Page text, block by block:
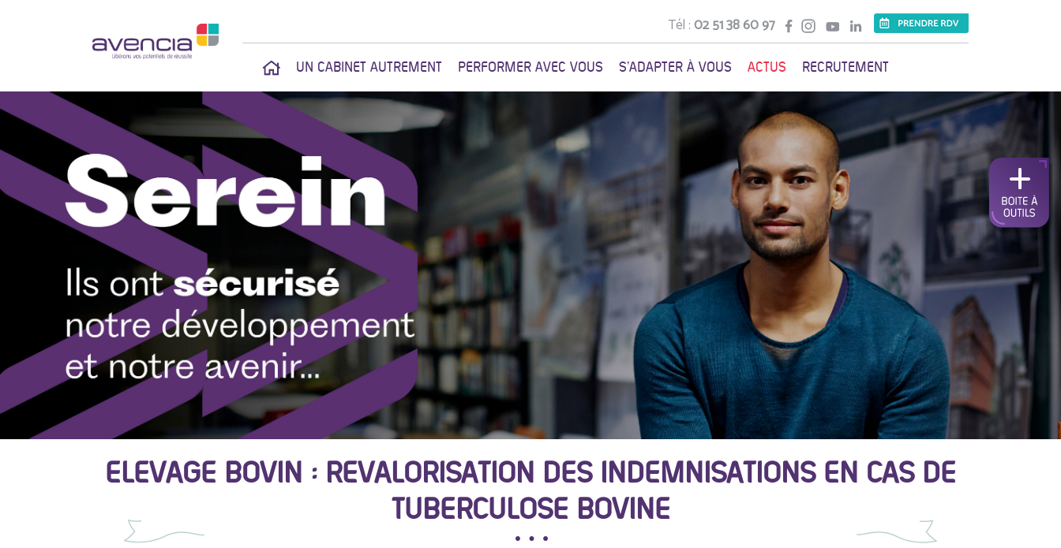
Tél :02 51 38 60 97
UN CABINET AUTREMENT PERFORMER AVEC VOUS S'ADAPTER À VOUS ACTUS RECRUTEMENT
ELEVAGE BOVIN : REVALORISATION DES INDEMNISATIONS EN CAS DE
TUBERCULOSE BOVINE